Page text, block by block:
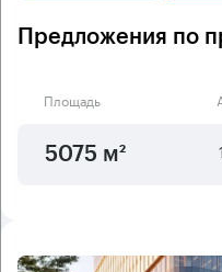
Предложения по
Площадь
5075 м²